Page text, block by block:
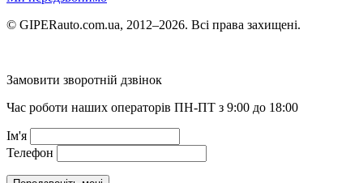
© GIPERauto.com.ua, 2012–2026. Всі права захищені.
Замовити зворотній дзвінок
Час роботи наших операторів ПН-ПТ з 9:00 до 18:00
Ім'я
Телефон